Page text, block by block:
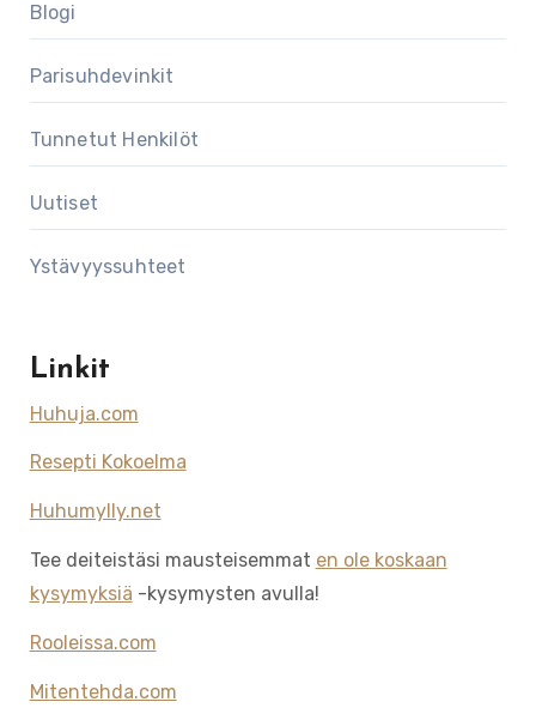
Blogi
Parisuhdevinkit
Tunnetut Henkilöt
Uutiset
Ystävyyssuhteet
Linkit
Huhuja.com
Resepti Kokoelma
Huhumylly.net
Tee deiteistäsi mausteisemmat en ole koskaan
kysymyksiä -kysymysten avulla!
Rooleissa.com
Mitentehda.com